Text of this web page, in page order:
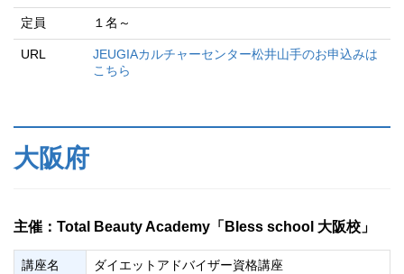
定員 １名～
URL
JEUGIAカルチャーセンター松井山手のお申込みは
こちら
大阪府
主催：Total Beauty Academy「Bless school 大阪校」
講座名 ダイエットアドバイザー資格講座